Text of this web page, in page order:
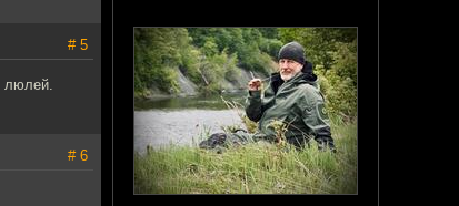
# 5
люлей.
# 6